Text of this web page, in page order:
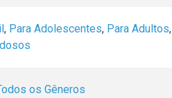
, Para Adolescentes, Para Adultos,
os Gêneros